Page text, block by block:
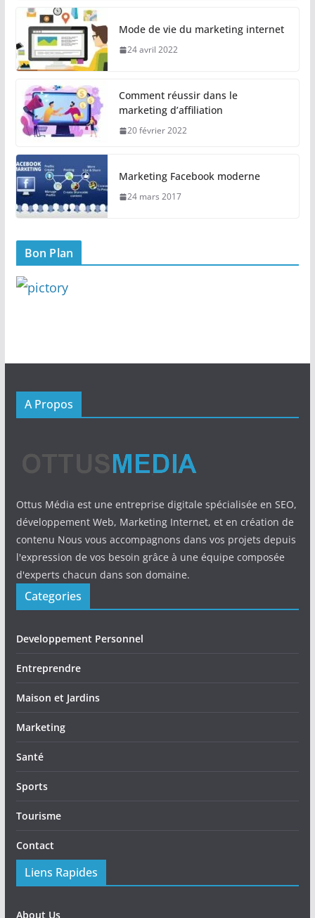
Mode de vie du marketing internet
24 avril 2022
Comment réussir dans le
marketing d’affiliation
20 février 2022
Marketing Facebook moderne
24 mars 2017
Bon Plan
A Propos
Ottus Média est une entreprise digitale spécialisée en SEO,
développement Web, Marketing Internet, et en création de
contenu Nous vous accompagnons dans vos projets depuis
l'expression de vos besoin grâce à une équipe composée
d'experts chacun dans son domaine.
Categories
Developpement Personnel
Entreprendre
Maison et Jardins
Marketing
Santé
Sports
Tourisme
Contact
Liens Rapides
About Us